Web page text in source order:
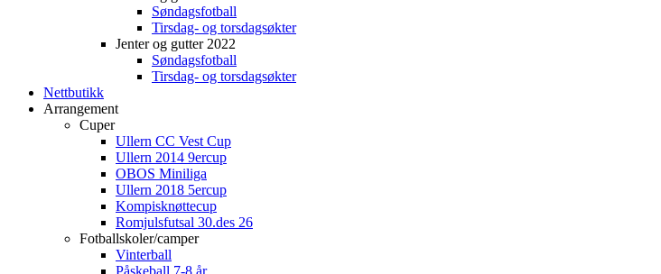
Søndagsfotball
Tirsdag- og torsdagsøkter
Jenter og gutter 2022
Søndagsfotball
Tirsdag- og torsdagsøkter
Nettbutikk
Arrangement
Cuper
Ullern CC Vest Cup
Ullern 2014 9ercup
OBOS Miniliga
Ullern 2018 5ercup
Kompisknøttecup
Romjulsfutsal 30.des 26
Fotballskoler/camper
Vinterball
Påskeball 7-8 år